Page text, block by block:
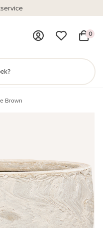
0
Brown